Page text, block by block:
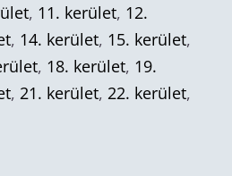
, 11. kerület, 12.
, 14. kerület, 15. kerület,
, 18. kerület, 19.
, 21. kerület, 22. kerület,